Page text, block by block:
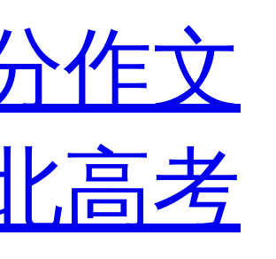
作文
高考